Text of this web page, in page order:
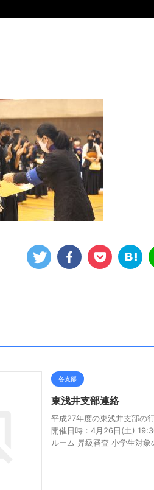
各支部
東浅井支部連絡
平成27年度の東浅井支部の
開催日時：4月26日(土)
ルーム 昇級審査 小学生対